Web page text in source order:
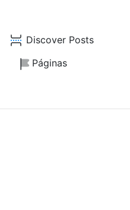
Discover Posts
Páginas